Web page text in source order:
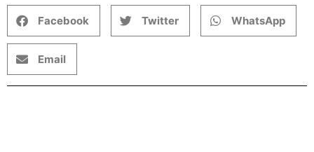
Facebook Twitter WhatsApp
Email